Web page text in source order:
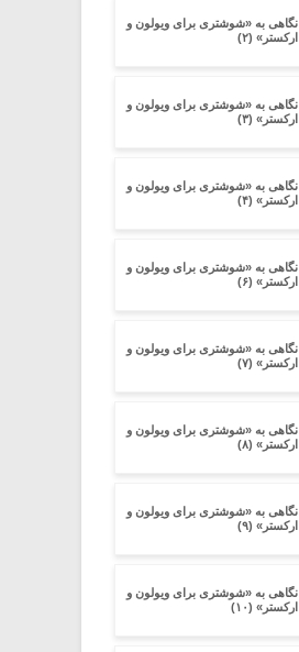
نگاهی به «شوشتری برای ویولون و
ارکستر» (۲)
نگاهی به «شوشتری برای ویولون و
ارکستر» (۳)
نگاهی به «شوشتری برای ویولون و
ارکستر» (۴)
نگاهی به «شوشتری برای ویولون و
ارکستر» (۶)
نگاهی به «شوشتری برای ویولون و
ارکستر» (۷)
نگاهی به «شوشتری برای ویولون و
ارکستر» (۸)
نگاهی به «شوشتری برای ویولون و
ارکستر» (۹)
نگاهی به «شوشتری برای ویولون و
ارکستر» (۱۰)